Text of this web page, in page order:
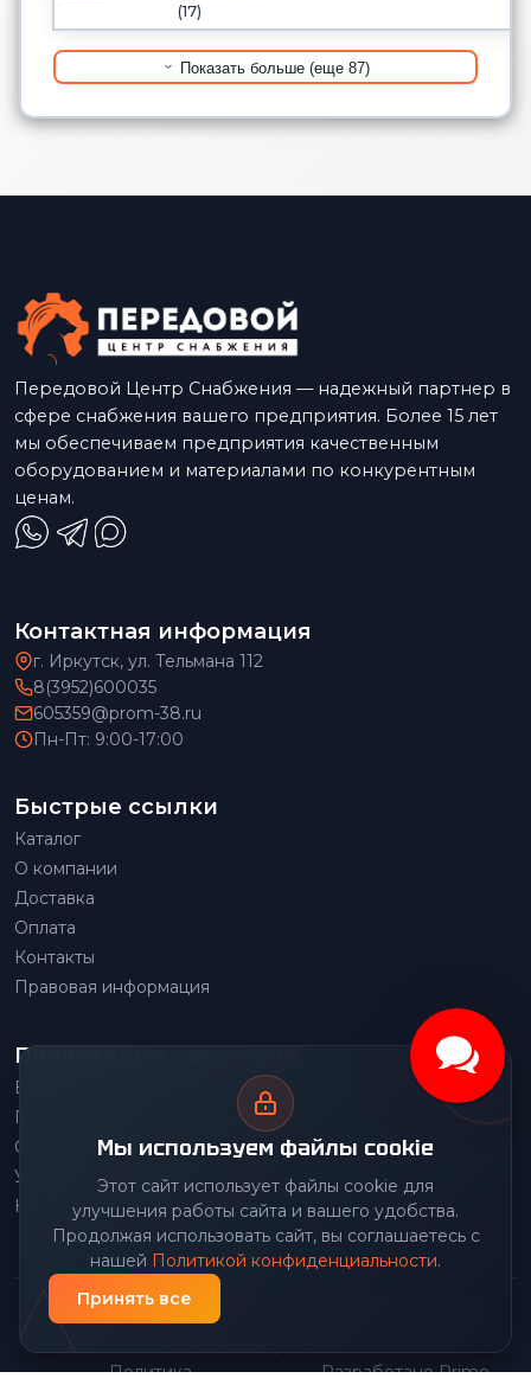
(17)
Показать больше (еще 87)
Мы используем файлы cookie
Этот сайт использует файлы cookie для
улучшения работы сайта и вашего удобства.
Продолжая использовать сайт, вы соглашаетесь с
нашей Политикой конфиденциальности.
Принять все
Передовой Центр Снабжения — надежный партнер в
сфере снабжения вашего предприятия. Более 15 лет
мы обеспечиваем предприятия качественным
оборудованием и материалами по конкурентным
ценам.
Контактная информация
г. Иркутск, ул. Тельмана 112
8(3952)600035
605359@prom-38.ru
Пн-Пт: 9:00-17:00
Быстрые ссылки
Каталог
О компании
Доставка
Оплата
Контакты
Правовая информация
Популярные категории
Весовое оборудование
Грузоподъемное оборудование
Складское оборудование
Упаковочное оборудование
Наше производство
© 2026 Передовой Центр снабжения. Все права
Политика
Разработано Prime